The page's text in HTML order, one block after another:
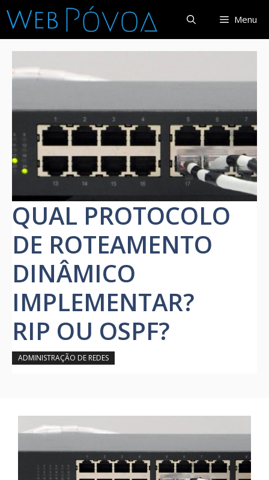
Pular
para
o
conteúdo
Menu
QUAL PROTOCOLO
DE ROTEAMENTO
DINÂMICO
IMPLEMENTAR?
RIP OU OSPF?
ADMINISTRAÇÃO DE REDES